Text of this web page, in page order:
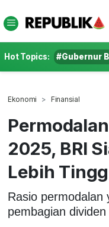
Hot Topics: #Gubernur
Ekonomi Finansial
2025, BRI
Lebih
Rasio permodalan
pembagian